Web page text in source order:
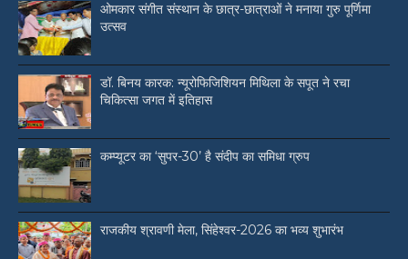
ओमकार संगीत संस्थान के छात्र-छात्राओं ने मनाया गुरु पूर्णिमा
उत्सव
डॉ. बिनय कारक: न्यूरोफिजिशियन मिथिला के सपूत ने रचा
चिकित्सा जगत में इतिहास
कम्प्यूटर का ‘सुपर-30’ है संदीप का समिधा ग्रुप
राजकीय श्रावणी मेला, सिंहेश्वर-2026 का भव्य शुभारंभ